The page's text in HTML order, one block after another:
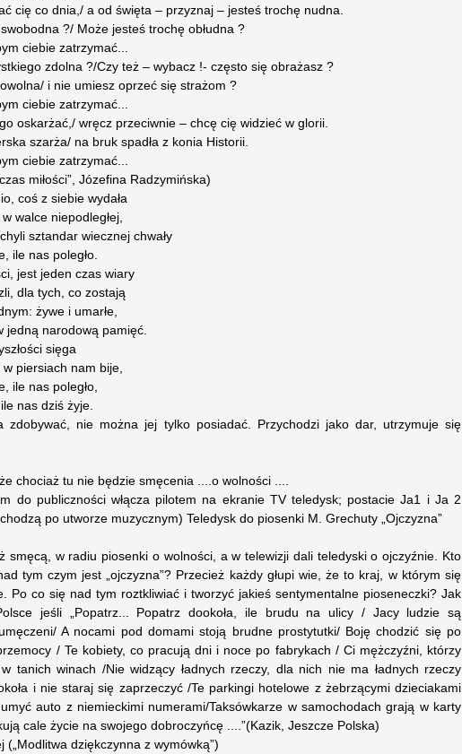
cię co dnia,/ a od święta – przyznaj – jesteś trochę nudna.
?/ Może jesteś trochę obłudna ?
ciebie zatrzymać...
zdolna ?/Czy też – wybacz !- często się obrażasz ?
i nie umiesz oprzeć się strażom ?
ciebie zatrzymać...
oskarżać,/ wręcz przeciwnie – chcę cię widzieć w glorii.
szarża/ na bruk spadła z konia Historii.
ciebie zatrzymać...
miłości”, Józefina Radzymińska)
coś z siebie wydała
walce niepodległej,
sztandar wiecznej chwały
ile nas poległo.
jest jeden czas wiary
dla tych, co zostają
żywe i umarłe,
jedną narodową pamięć.
sięga
piersiach nam bije,
ile nas poległo,
nas dziś żyje.
zdobywać, nie można jej tylko posiadać. Przychodzi jako dar, utrzymuje się
chociaż tu nie będzie smęcenia ....o wolności ....
do publiczności włącza pilotem na ekranie TV teledysk; postacie Ja1 i Ja 2
po utworze muzycznym) Teledysk do piosenki M. Grechuty „Ojczyzna”
smęcą, w radiu piosenki o wolności, a w telewizji dali teledyski o ojczyźnie. Kto
tym czym jest „ojczyzna”? Przecież każdy głupi wie, że to kraj, w którym się
Po co się nad tym roztkliwiać i tworzyć jakieś sentymentalne pioseneczki? Jak
jeśli „Popatrz... Popatrz dookoła, ile brudu na ulicy / Jacy ludzie są
A nocami pod domami stoją brudne prostytutki/ Boję chodzić się po
/ Te kobiety, co pracują dni i noce po fabrykach / Ci mężczyźni, którzy
tanich winach /Nie widzący ładnych rzeczy, dla nich nie ma ładnych rzeczy
i nie staraj się zaprzeczyć /Te parkingi hotelowe z żebrzącymi dzieciakami
auto z niemieckimi numerami/Taksówkarze w samochodach grają w karty
cale życie na swojego dobroczyńcę ....”(Kazik, Jeszcze Polska)
(„Modlitwa dziękczynna z wymówką”)